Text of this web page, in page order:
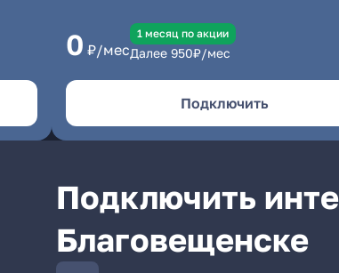
0 ₽/мес
1 месяц по акции
Далее 950₽/мес
Подключить
Подключить
Благовещенске